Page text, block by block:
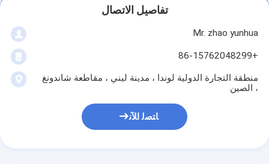
تفاصيل الاتصال
Mr. zhao yunhua
+86-15762048299
منطقة التجارة الدولية لوندا ، مدينة ليني ، مقاطعة شاندونغ
، الصين
ﺎﺘﺼﻟ ﺍﻶﻧ